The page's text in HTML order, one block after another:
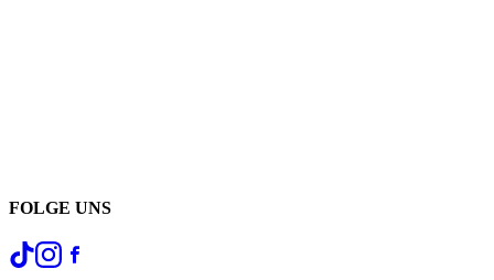
FOLGE UNS